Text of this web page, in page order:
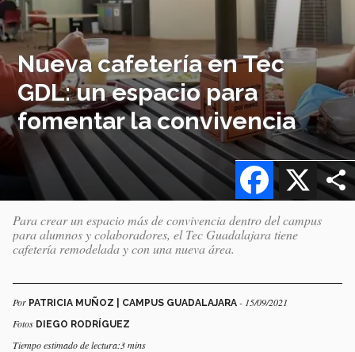
Nueva cafetería en Tec
GDL: un espacio para
fomentar la convivencia
X
Facebook
Para crear un espacio más de convivencia dentro del campus
para alumnos y colaboradores, el Tec Guadalajara tiene
cafetería remodelada y con una nueva área.
Por PATRICIA MUÑOZ | CAMPUS GUADALAJARA - 15/09/2021
Fotos DIEGO RODRÍGUEZ
Tiempo estimado de lectura:3 mins